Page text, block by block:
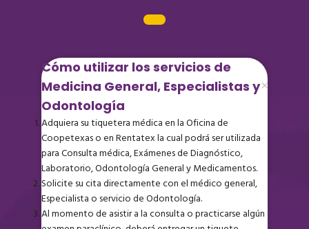
Cómo utilizar los servicios de
Medicina General, Especialistas y
Odontología
Adquiera su tiquetera médica en la Oficina de
Coopetexas o en Rentatex la cual podrá ser utilizada
para Consulta médica, Exámenes de Diagnóstico,
Laboratorio, Odontología General y Medicamentos.
Solicite su cita directamente con el médico general,
Especialista o servicio de Odontología.
Al momento de asistir a la consulta o practicarse algún